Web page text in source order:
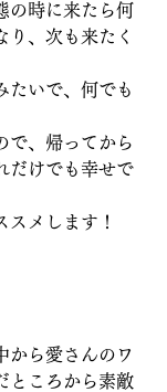
の時に来たら何
り、次も来たく
たいで、何でも
で、帰ってから
だけでも幸せで
スメします！
から愛さんのワ
ところから素敵